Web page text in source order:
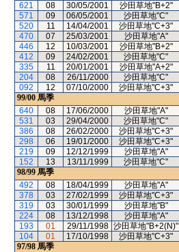
621
08 30/05/2001 沙田草地"B+2"
571
09 06/05/2001 沙田草地"C"
520
11 14/04/2001 沙田草地"C+3"
470
07 25/03/2001 沙田草地"A"
446
12 10/03/2001 沙田草地"B+2"
412
09 24/02/2001 沙田草地"C"
335
11 20/01/2001 沙田草地"A+2"
204
08 26/11/2000 沙田草地"C"
092
12 07/10/2000 沙田草地"C+3"
99/00 馬季
640
08 17/06/2000 沙田草地"A"
531
03 29/04/2000 沙田草地"C"
386
08 26/02/2000 沙田草地"C+3"
298
06 19/01/2000 沙田草地"C+3"
219
09 12/12/1999 沙田草地"A"
152
13 13/11/1999 沙田草地"C"
98/99 馬季
492
08 18/04/1999 沙田草地"A"
378
03 27/02/1999 沙田草地"C+3"
319
03 30/01/1999 沙田草地"B"
224
08 13/12/1998 沙田草地"A"
193
01 29/11/1998 沙田草地"B+2(N)"
104
01 17/10/1998 沙田草地"C+3"
97/98 馬季